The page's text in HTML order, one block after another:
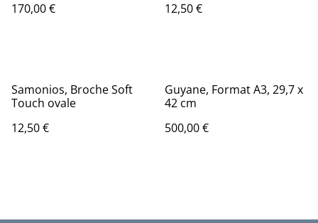
170,00 €
12,50 €
Samonios, Broche Soft
Touch ovale
12,50 €
Guyane, Format A3, 29,7 x
42 cm
500,00 €